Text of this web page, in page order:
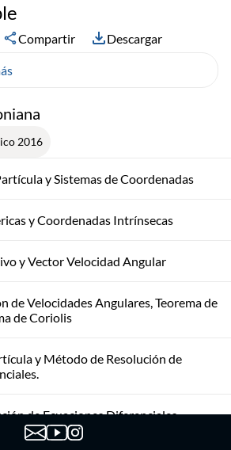
2016
y Sistemas de Coordenadas
y Coordenadas Intrínsecas
y Vector Velocidad Angular
de Velocidades Angulares, Teorema de
de Coriolis
y Método de Resolución de
de Ecuaciones Diferenciales
Compartir Descargar